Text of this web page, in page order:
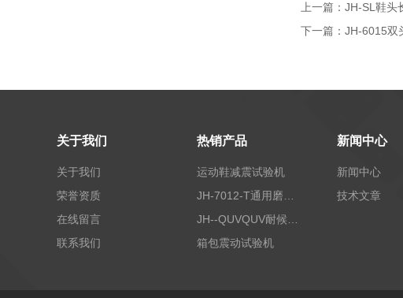
上一篇： JH-SL鞋头
下一篇： JH-6015双
关于我们
关于我们
荣誉资质
在线留言
联系我们
热销产品
运动鞋减震试验机
箱包震动试验机
新闻中心
新闻中心
技术文章